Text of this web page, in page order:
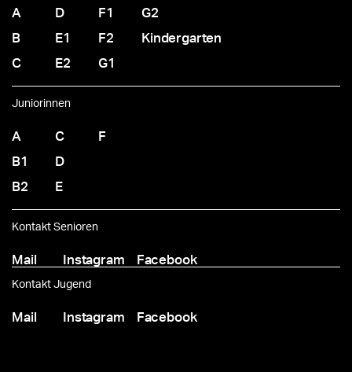
A
B
C
D
E1
E2
F1
F2
G1
G2
Kindergarten
Juniorinnen
A
B1
B2
C
D
E
F
Kontakt Senioren
Mail Instagram Facebook
Kontakt Jugend
Mail Instagram Facebook